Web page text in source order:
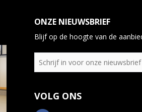
ONZE NIEUWSBRIEF
Blijf op de hoogte van de
VOLG ONS